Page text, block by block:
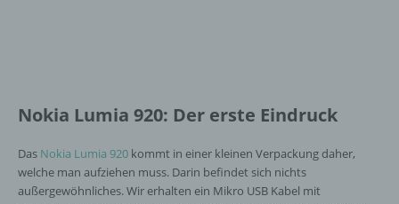
Nokia Lumia 920: Der erste Eindruck
Das Nokia Lumia 920 kommt in einer kleinen Verpackung daher,
welche man aufziehen muss. Darin befindet sich nichts
außergewöhnliches. Wir erhalten ein Mikro USB Kabel mit